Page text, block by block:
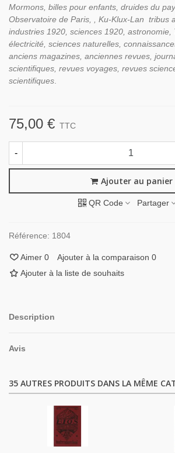
Mormons, billes pour enfants, druides du
Observatoire de Paris, , Ku-Klux-Lan tribus
industries 1920, sciences 1920, astronomie,
électricité, sciences naturelles,
anciens magazines, anciennes revues,
scientifiques, revues voyages, revues
scientifiques
75,00 € TTC
-
Ajouter au panier
QR Code Partager
Référence: 1804
Aimer 0 Ajouter à la comparaison 0
Ajouter à la liste de souhaits
Description
Avis
35 AUTRES PRODUITS DANS LA MÊME